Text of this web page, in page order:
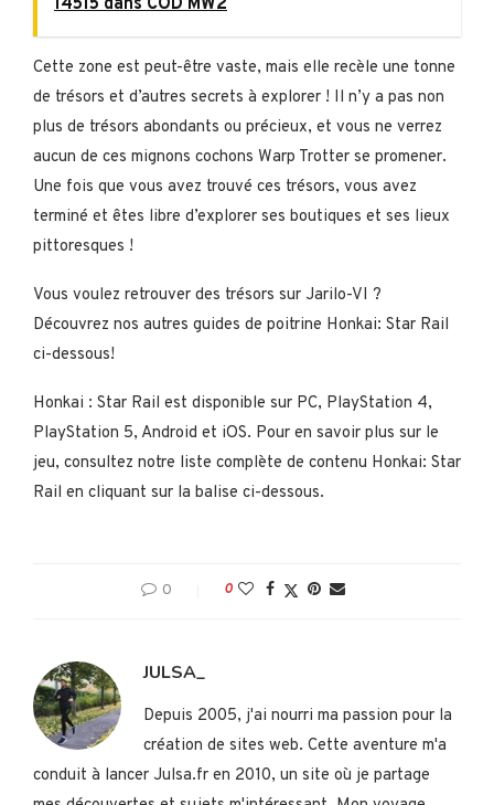
Cette zone est peut-être vaste, mais elle recèle une tonne
de trésors et d’autres secrets à explorer ! Il n’y a pas non
plus de trésors abondants ou précieux, et vous ne verrez
aucun de ces mignons cochons Warp Trotter se promener.
Une fois que vous avez trouvé ces trésors, vous avez
terminé et êtes libre d’explorer ses boutiques et ses lieux
pittoresques !
Vous voulez retrouver des trésors sur Jarilo-VI ?
Découvrez nos autres guides de poitrine Honkai: Star Rail
ci-dessous!
Honkai : Star Rail est disponible sur PC, PlayStation 4,
PlayStation 5, Android et iOS. Pour en savoir plus sur le
jeu, consultez notre liste complète de contenu Honkai: Star
Rail en cliquant sur la balise ci-dessous.
0 0
JULSA_
Depuis 2005, j'ai nourri ma passion pour la
création de sites web. Cette aventure m'a
conduit à lancer Julsa.fr en 2010, un site où je partage